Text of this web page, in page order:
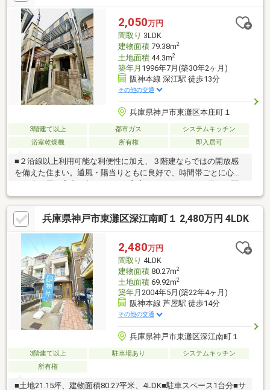
ます。建物面積41.68平米の物件は住み心地が良いと評判です。当
物件は投資用物件です。南向きの物件をお探しの方、コチラより
ご覧ください。こちらの土地は前面道路6m以上です。
2,050万円
間取り 3LDK
建物面積79.38m2
土地面積44.3m2
築年月 1996年7月(築30年2ヶ月)
阪神本線 深江駅 徒歩13分
その他の交通
兵庫県神戸市東灘区本庄町１
3階建て以上 都市ガス
システムキッチン
浴室乾燥機
所有権 即入居可
■２沿線以上利用可能な利便性に加え、３階建ならではの開放感
を備えた住まい。通風・陽当りともに良好で、時間帯ごとに心地
取りは、くつろぎと機能性を両立。全居室収納・クローゼット・
納戸付きで、家族の荷物もすっきり収まります。■浴室乾燥機や
追焚機能、高温差湯式など水回り設備も充実。浴室には窓があり
換気も良好。トイレ２ヶ所、独立洗面所で忙しい朝も快適です。
■２面以上のバルコニーや都市ガス仕様など、永く安心して暮ら
せる設備が整い、即入居も可能。家族の新しい日常をここから始
めてみませんか。
兵庫県神戸市東灘区深江南町１ 2,480万円 4LDK
2,480万円
間取り 4LDK
建物面積80.27m2
土地面積69.92m2
築年月 2004年5月(築22年4ヶ月)
阪神本線 芦屋駅 徒歩14分
その他の交通
兵庫県神戸市東灘区深江南町１
3階建て以上 駐車場あり
システムキッチン
所有権
■土地21.15坪、建物面積80.27平米、4LDK■駐車スペース1台分■サ